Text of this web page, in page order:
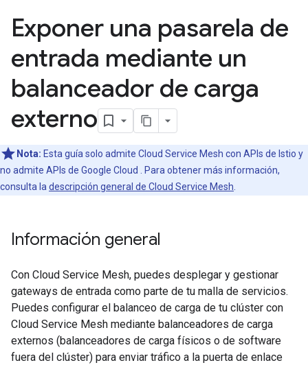
Exponer una pasarela de
entrada mediante un
balanceador de carga
externo
Nota: Esta guía solo admite Cloud Service Mesh con APIs de Istio y
no admite APIs de Google Cloud . Para obtener más información,
consulta la descripción general de Cloud Service Mesh
Información general
Con Cloud Service Mesh, puedes desplegar y gestionar
gateways de entrada como parte de tu malla de servicios.
Puedes configurar el balanceo de carga de tu clúster con
Cloud Service Mesh mediante balanceadores de carga
externos (balanceadores de carga físicos o de software
fuera del clúster) para enviar tráfico a la puerta de enlace